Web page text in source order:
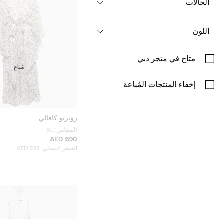
الحالات
اللون
متاح في متجر دبي
إخفاء المنتجات المُباعة
روبرتو كافالي
المقاس: XL
690 AED
السعر المبدئي: 933 AED
مُباع